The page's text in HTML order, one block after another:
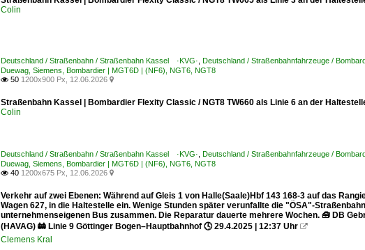
Colin
Deutschland / Straßenbahn / Straßenbahn Kassel ·KVG· Deutschland / Straßenbahnfahrzeuge /
Duewag, Siemens, Bombardier | MGT6D | (NF6), NGT6, NGT8
 50 1200x900 Px, 12.06.2026 
Straßenbahn Kassel | Bombardier Flexity Classic / NGT8 TW660 als Linie 6 an der
Colin
Deutschland / Straßenbahn / Straßenbahn Kassel ·KVG· Deutschland / Straßenbahnfahrzeuge /
Duewag, Siemens, Bombardier | MGT6D | (NF6), NGT6, NGT8
 40 1200x675 Px, 12.06.2026 
Verkehr auf zwei Ebenen: Während auf Gleis 1 von Halle(Saale)Hbf 143 168-3 auf das
Wagen 627, in die Haltestelle ein. Wenige Stunden später verunfallte die "ÖSA"-
unternehmenseigenen Bus zusammen. Die Reparatur dauerte mehrere Wochen. 🧰 DB
(HAVAG) 🚋 Linie 9 Göttinger Bogen–Hauptbahnhof 🕓 29.4.2025 | 12:37 Uhr 
Clemens Kral